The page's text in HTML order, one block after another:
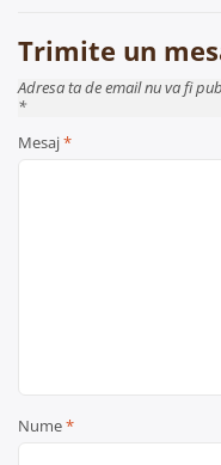
Trimite un
Adresa ta de email nu va fi
*
Mesaj*
Nume*